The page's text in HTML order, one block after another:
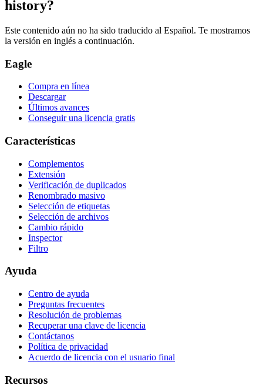
history?
Este contenido aún no ha sido traducido al Español. Te mostramos
la versión en inglés a continuación.
Eagle
Compra en línea
Descargar
Últimos avances
Conseguir una licencia gratis
Características
Complementos
Extensión
Verificación de duplicados
Renombrado masivo
Selección de etiquetas
Selección de archivos
Cambio rápido
Inspector
Filtro
Ayuda
Centro de ayuda
Preguntas frecuentes
Resolución de problemas
Recuperar una clave de licencia
Contáctanos
Política de privacidad
Acuerdo de licencia con el usuario final
Recursos